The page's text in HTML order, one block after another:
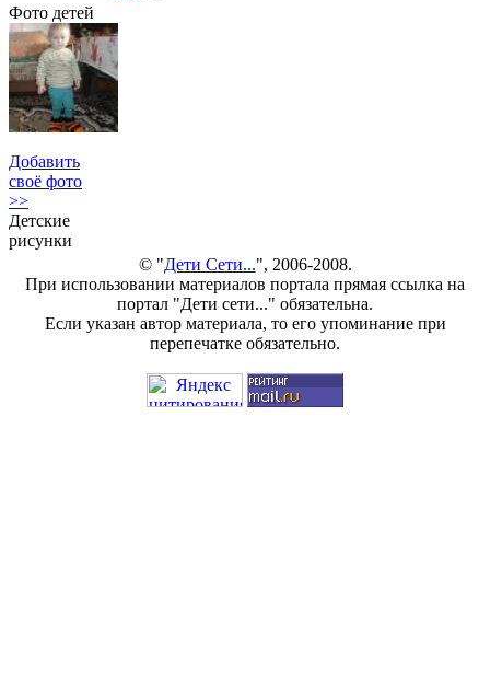
Фото детей
Добавить
своё фото
>>
Детские
рисунки
© "Дети Сети...", 2006-2008.
При использовании материалов портала прямая ссылка на
портал "Дети сети..." обязательна.
Если указан автор материала, то его упоминание при
перепечатке обязательно.